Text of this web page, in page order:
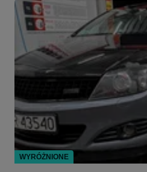
WYRÓŻNIONE